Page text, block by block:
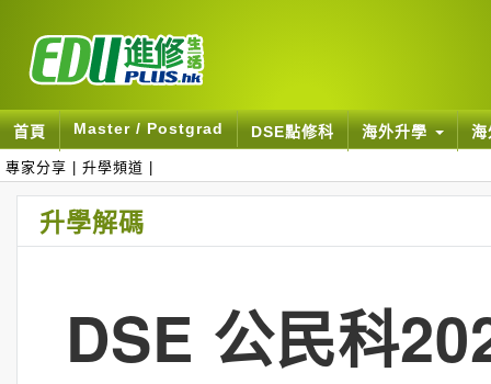
首頁 Master / Postgrad DSE點修科 海外升學
專家分享 升學頻道
升學解碼
DSE 公民科